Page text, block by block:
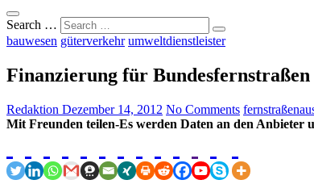
Search …
bauwesen güterverkehr umweltdienstleister
Finanzierung für Bundesfernstraßen
Redaktion Dezember 14, 2012 No Comments
Mit Freunden teilen-Es werden Daten an den Anbieter